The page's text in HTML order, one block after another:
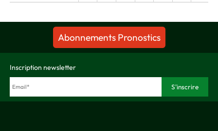
Abonnements Pronostics
Inscription newsletter